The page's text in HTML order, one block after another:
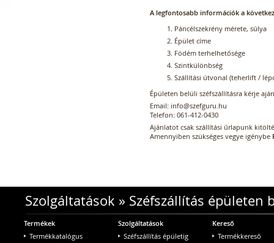
A legfontosabb információk a
Páncélszekrény mérete, súlya
Épület címe
Födém terhelhetősége
Szintkülönbség
Szállítási útvonal (teherlift /
Épületen belüli széfszállításra kérje
Email: info@szefguru.hu
Telefon: 061-412-0430
Ajánlatot csak szállítási űrlapunk
Amennyiben szükséges vegye igénybe
Szolgáltatások » Széfszállítás épületen
Termékek
Termékkatalógus
Szolgáltatások
Széfszállítás épületig
Kereső
Termékkereső